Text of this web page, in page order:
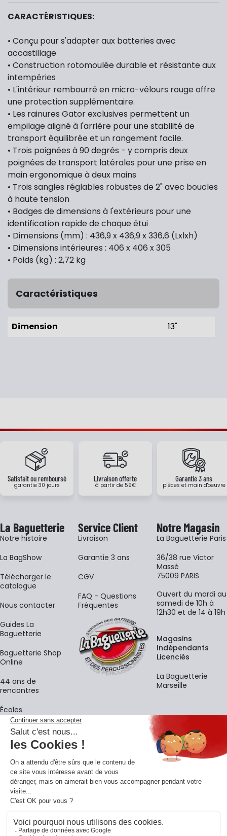
CARACTÉRISTIQUES:
• Conçu pour s'adapter aux batteries avec
accastillage
• Construction rotomoulée durable et résistante aux
intempéries
• L'intérieur rembourré en micro-vélours rouge offre
une protection supplémentaire.
• Les rainures Gator exclusives permettent un
empilage aligné à l'arrière pour une stabilité de
transport équilibrée et un rangement facile.
• Trois poignées à 90 degrés - y compris deux
poignées de transport latérales pour une prise en
main ergonomique à deux mains
• Trois sangles réglables robustes de 2" avec boucles
à haute tension
• Badges de dimensions à l'extérieurs pour une
identification rapide de chaque étui
• Dimensions (mm) : 436,9 x 436,9 x 336,6 (Lxlxh)
• Dimensions intérieures : 406 x 406 x 305
• Poids (kg) : 2,72 kg
Caractéristiques
Dimension 13"
Satisfait ou remboursé
garantie 30 jours
Livraison offerte
à partir de 59€
Garantie 3 ans
pièces et main d'oeuvre
La Baguetterie
Notre histoire
La BagShow
​Télécharger le
catalogue
Nous contacter
Guides La
Baguetterie
Baguetterie Shop
Online
44 ans de
rencontres
Écoles
Service Client
Livraison
Garantie 3 ans
CGV
FAQ - Questions
Fréquentes
Notre Magasin
La Baguetterie Paris
36/38 rue Victor
Massé
75009 PARIS
Ouvert du mardi au
samedi de 10h à
12h30 et de 14 à 19h
Magasins
Indépendants
Licenciés
La Baguetterie
Marseille
La newsletter
Adresse e-mail
En vous inscrivant à notre newsletter, vous acceptez notre
confidentialité.
Retrouvons-nous sur